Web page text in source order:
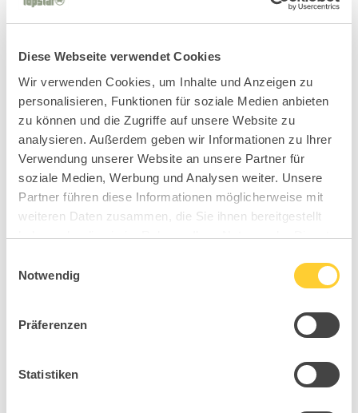
Diese Webseite verwendet Cookies
Wir verwenden Cookies, um Inhalte und Anzeigen zu
personalisieren, Funktionen für soziale Medien anbieten
zu können und die Zugriffe auf unsere Website zu
analysieren. Außerdem geben wir Informationen zu Ihrer
Verwendung unserer Website an unsere Partner für
soziale Medien, Werbung und Analysen weiter. Unsere
Partner führen diese Informationen möglicherweise mit
weiteren Daten zusammen, die Sie ihnen bereitgestellt
haben oder die sie im Rahmen Ihrer Nutzung der Dienste
Notwendig
Präferenzen
Statistiken